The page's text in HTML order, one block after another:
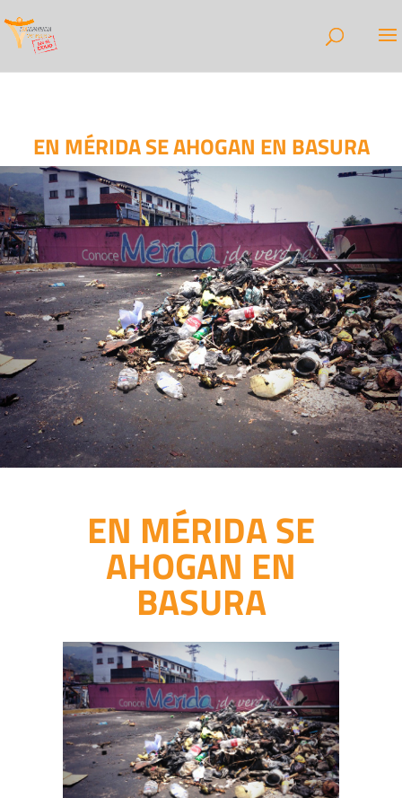
EN MÉRIDA SE AHOGAN EN BASURA
EN MÉRIDA SE
AHOGAN EN
BASURA